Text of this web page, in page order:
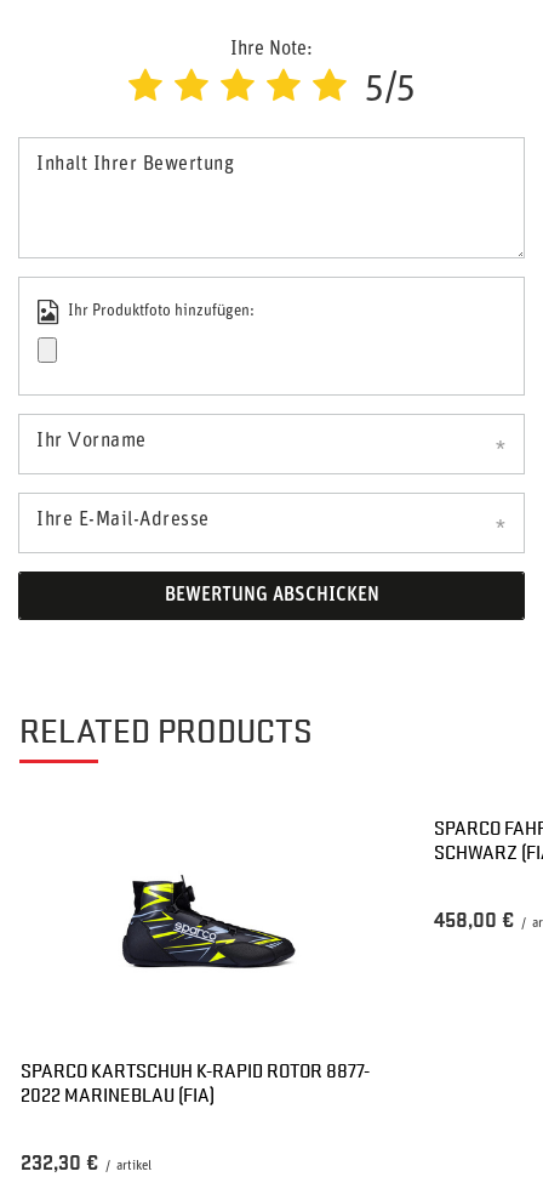
Ihre Note:
5/5
Inhalt Ihrer Bewertung
Ihr Produktfoto hinzufügen:
Ihr Vorname
Ihre E-Mail-Adresse
BEWERTUNG ABSCHICKEN
RELATED PRODUCTS
SPARCO KARTSCHUH K-RAPID ROTOR 8877-
2022 MARINEBLAU (FIA)
232,30 € / artikel
SPARCO
SCHWARZ
458,00 € /